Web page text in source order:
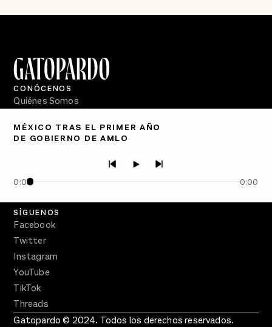
MÉXICO TRAS EL PRIMER AÑO
DE GOBIERNO DE AMLO
0:00 0:00
CONÓCENOS
Quiénes Somos
PÓDCASTS
Crecer en Distopía
SÍGUENOS
Facebook
Twitter
Instagram
YouTube
TikTok
Threads
Gatopardo © 2024. Todos los derechos reservados.